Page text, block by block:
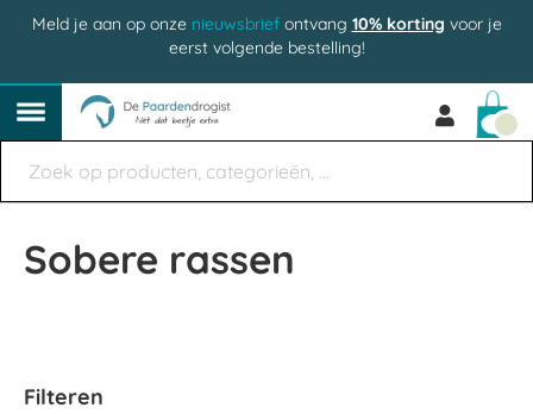
Meld je aan op onze nieuwsbriefontvang 10% korting voor je
eerst volgende bestelling!
Sobere rassen
Filteren